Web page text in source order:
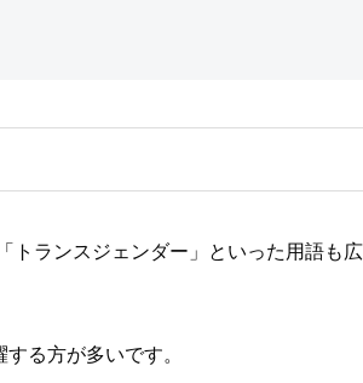
トランスジェンダー」といった用語も
る方が多いです。